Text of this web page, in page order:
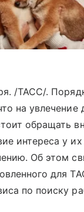
/ТАСС/.
на увлечение
обращать
интереса у
Об этом
для
по поиску